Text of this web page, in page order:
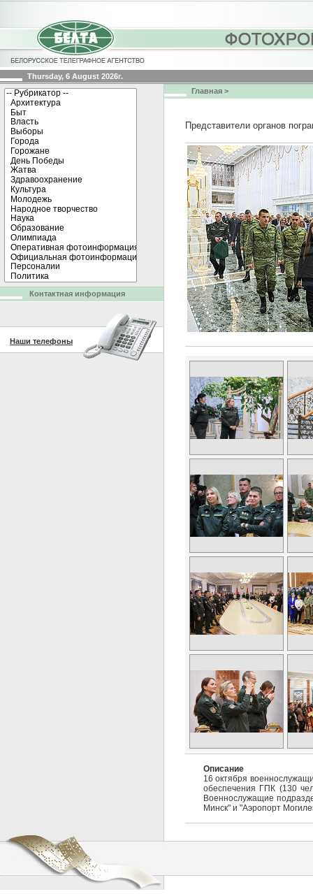
Thursday, 6 August 2026г.
Главная >
Представители органов
Описание
16 октября
обеспечения ГПК (130
Военнослужащие
Минск" и "Аэропорт
Контактная информация
Наши телефоны